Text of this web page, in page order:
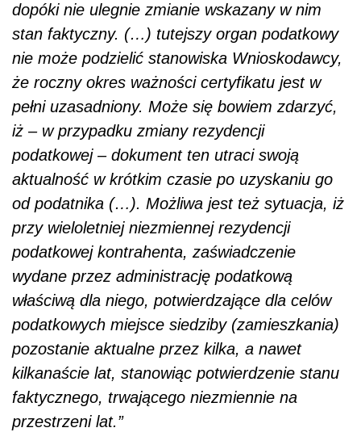
dopóki nie ulegnie zmianie wskazany w nim
stan faktyczny. (…) tutejszy organ podatkowy
nie może podzielić stanowiska Wnioskodawcy,
że roczny okres ważności certyfikatu jest w
pełni uzasadniony. Może się bowiem zdarzyć,
iż – w przypadku zmiany rezydencji
podatkowej – dokument ten utraci swoją
aktualność w krótkim czasie po uzyskaniu go
od podatnika (…). Możliwa jest też sytuacja, iż
przy wieloletniej niezmiennej rezydencji
podatkowej kontrahenta, zaświadczenie
wydane przez administrację podatkową
właściwą dla niego, potwierdzające dla celów
podatkowych miejsce siedziby (zamieszkania)
pozostanie aktualne przez kilka, a nawet
kilkanaście lat, stanowiąc potwierdzenie stanu
faktycznego, trwającego niezmiennie na
przestrzeni lat.”